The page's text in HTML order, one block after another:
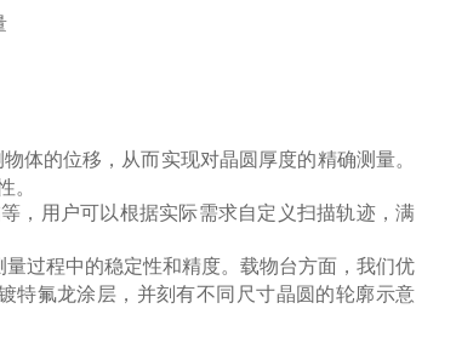
体的位移，从而实现对晶圆厚度的精确测量。
。
，用户可以根据实际需求自定义扫描轨迹，满
过程中的稳定性和精度。载物台方面，我们优
特氟龙涂层，并刻有不同尺寸晶圆的轮廓示意